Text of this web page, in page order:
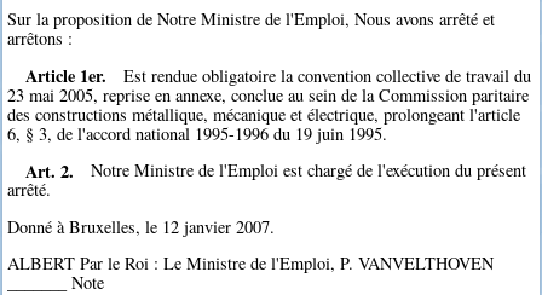
Sur la proposition de Notre Ministre de l'Emploi, Nous avons arrêté et
arrêtons :
Article 1er.
Est rendue obligatoire la convention collective de travail du
23 mai 2005, reprise en annexe, conclue au sein de la Commission paritaire
des constructions métallique, mécanique et électrique, prolongeant l'article
6, § 3, de l'accord national 1995-1996 du 19 juin 1995.
Art. 2.
Notre Ministre de l'Emploi est chargé de l'exécution du présent
arrêté.
Donné à Bruxelles, le 12 janvier 2007.
ALBERT Par le Roi : Le Ministre de l'Emploi, P. VANVELTHOVEN
_______ Note